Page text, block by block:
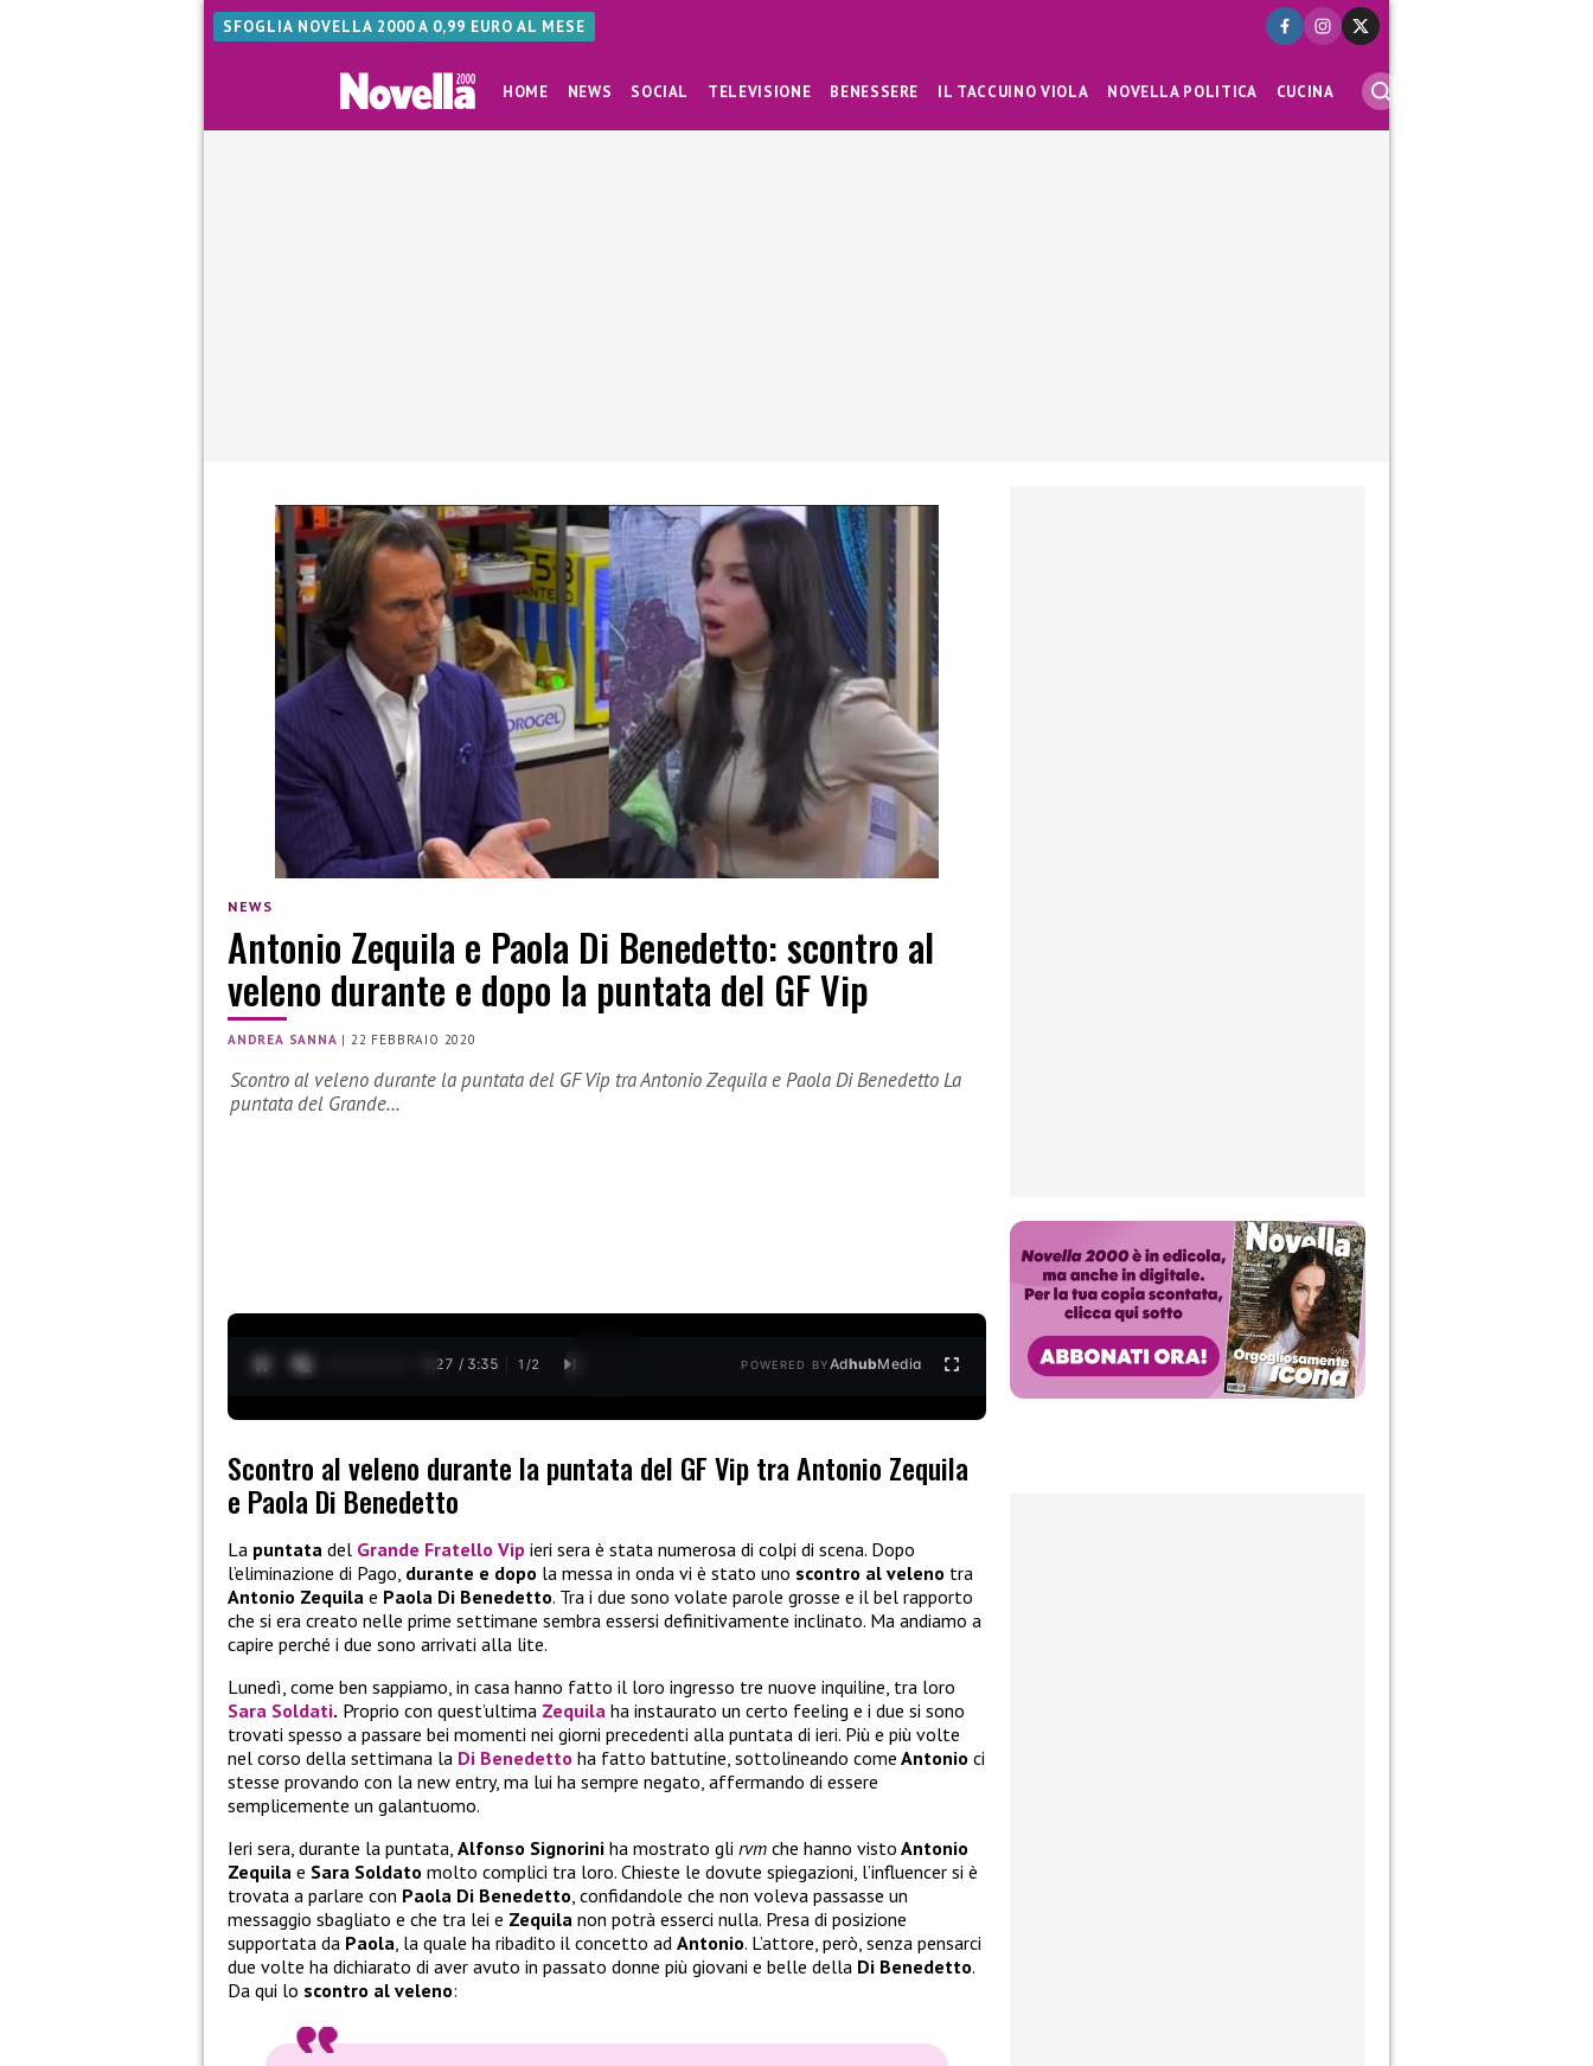
SFOGLIA NOVELLA 2000 A 0,99 EURO AL MESE
HOME NEWS SOCIAL TELEVISIONE BENESSERE IL TACCUINO VIOLA NOVELLA POLITICA CUCINA
NEWS
Antonio Zequila e Paola Di Benedetto: scontro al
veleno durante e dopo la puntata del GF Vip
ANDREA SANNA |22 FEBBRAIO 2020
Scontro al veleno durante la puntata del GF Vip tra Antonio Zequila e Paola Di Benedetto La
puntata del Grande…
0:28 / 3:35 1 /2 POWERED BYAdhubMedia
Scontro al veleno durante la puntata del GF Vip tra Antonio Zequila
e Paola Di Benedetto
La puntata del Grande Fratello Vip ieri sera è stata numerosa di colpi di scena. Dopo
l’eliminazione di Pago, durante e dopo la messa in onda vi è stato uno scontro al veleno tra
Antonio Zequila e Paola Di Benedetto. Tra i due sono volate parole grosse e il bel rapporto
che si era creato nelle prime settimane sembra essersi definitivamente inclinato. Ma andiamo a
capire perché i due sono arrivati alla lite.
Lunedì, come ben sappiamo, in casa hanno fatto il loro ingresso tre nuove inquiline, tra loro
Sara Soldati. Proprio con quest’ultima Zequila ha instaurato un certo feeling e i due si sono
trovati spesso a passare bei momenti nei giorni precedenti alla puntata di ieri. Più e più volte
nel corso della settimana la Di Benedetto ha fatto battutine, sottolineando come Antonio ci
stesse provando con la new entry, ma lui ha sempre negato, affermando di essere
semplicemente un galantuomo.
Ieri sera, durante la puntata, Alfonso Signorini ha mostrato gli rvm che hanno visto Antonio
Zequila e Sara Soldato molto complici tra loro. Chieste le dovute spiegazioni, l’influencer si è
trovata a parlare con Paola Di Benedetto, confidandole che non voleva passasse un
messaggio sbagliato e che tra lei e Zequila non potrà esserci nulla. Presa di posizione
supportata da Paola, la quale ha ribadito il concetto ad Antonio. L’attore, però, senza pensarci
due volte ha dichiarato di aver avuto in passato donne più giovani e belle della Di Benedetto.
Da qui lo scontro al veleno: